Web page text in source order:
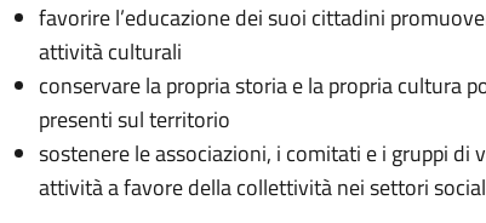
favorire l’educazione dei suoi cittadini
attività culturali
conservare la propria storia e la propria cultura
presenti sul territorio
sostenere le associazioni, i comitati e i gruppi
attività a favore della collettività nei settori